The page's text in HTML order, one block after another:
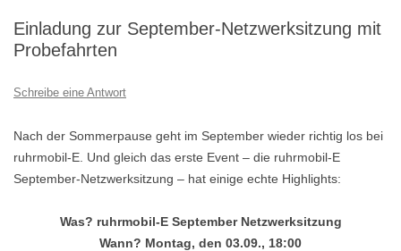
springen
Einladung zur September-Netzwerksitzung mit
Probefahrten
Schreibe eine Antwort
Nach der Sommerpause geht im September wieder richtig los bei
ruhrmobil-E. Und gleich das erste Event – die ruhrmobil-E
September-Netzwerksitzung – hat einige echte Highlights:
Was? ruhrmobil-E September Netzwerksitzung
Wann? Montag, den 03.09., 18:00